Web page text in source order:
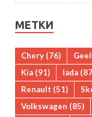
МЕТКИ
Chery (76)
Kia (91) lada
Renault (51)
Volkswagen (85)